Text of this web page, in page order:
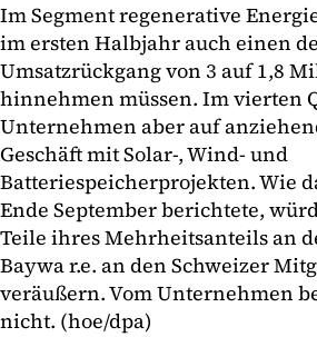
Im Segment regenerative
im ersten Halbjahr auch einen
Umsatzrückgang von 3 auf 1,8
hinnehmen müssen. Im vierten
Unternehmen aber auf
Geschäft mit Solar-, Wind- und
Batteriespeicherprojekten. Wie
Ende September berichtete,
Teile ihres Mehrheitsanteils an
Baywa r.e. an den Schweizer
veräußern. Vom Unternehmen
nicht. (hoe/dpa)